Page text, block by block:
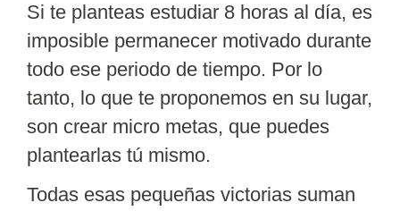
Si te planteas estudiar 8 horas al día, es
imposible permanecer motivado durante
todo ese periodo de tiempo. Por lo
tanto, lo que te proponemos en su lugar,
son crear micro metas, que puedes
plantearlas tú mismo.
Todas esas pequeñas victorias suman